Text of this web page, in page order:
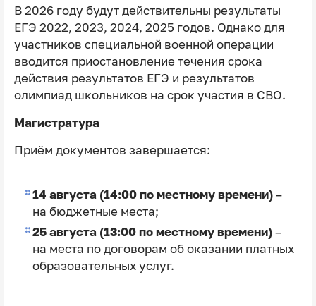
В 2026 году будут действительны результаты
ЕГЭ 2022, 2023, 2024, 2025 годов. Однако для
участников специальной военной операции
вводится приостановление течения срока
действия результатов ЕГЭ и результатов
олимпиад школьников на срок участия в СВО.
Магистратура
Приём документов завершается:
14 августа (14:00 по местному времени)–
на бюджетные места;
25 августа (13:00 по местному времени)–
на места по договорам об оказании платных
образовательных услуг.